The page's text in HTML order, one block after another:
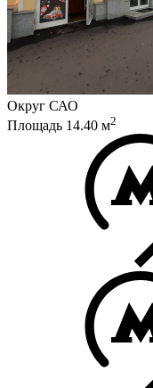
Округ САО
Площадь 14.40 м2